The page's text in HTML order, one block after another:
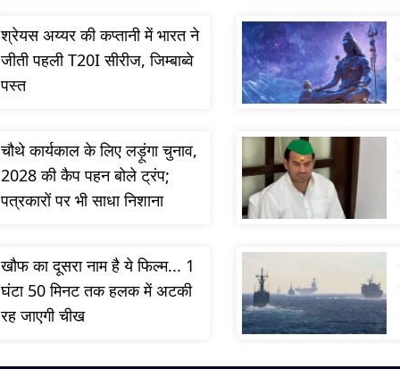
श्रेयस अय्यर की कप्तानी में भारत ने
जीती पहली T20I सीरीज, जिम्बाब्वे
पस्त
चौथे कार्यकाल के लिए लड़ूंगा चुनाव,
2028 की कैप पहन बोले ट्रंप;
पत्रकारों पर भी साधा निशाना
खौफ का दूसरा नाम है ये फिल्म... 1
घंटा 50 मिनट तक हलक में अटकी
रह जाएगी चीख